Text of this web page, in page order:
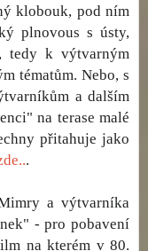
klobouk, pod ním
plnovous s ústy,
tedy k výtvarným
tématům. Nebo, s
a dalším
na terase malé
přitahuje jako
.
a výtvarníka
- pro pobavení
na kterém v 80.